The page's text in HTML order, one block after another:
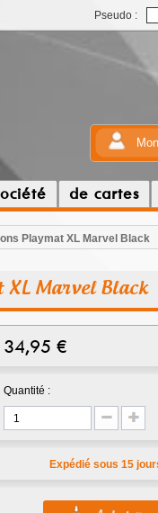
Pseudo :
de cartes
Playmat XL Marvel Black
XL Marvel Black
34,95 €
Quantité :
Expédié sous 15